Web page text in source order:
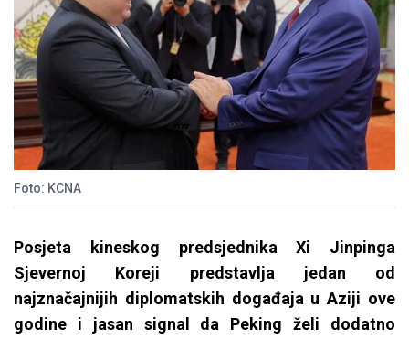
Foto: KCNA
Posjeta kineskog predsjednika Xi Jinpinga
Sjevernoj Koreji predstavlja jedan od
najznačajnijih diplomatskih događaja u Aziji ove
godine i jasan signal da Peking želi dodatno